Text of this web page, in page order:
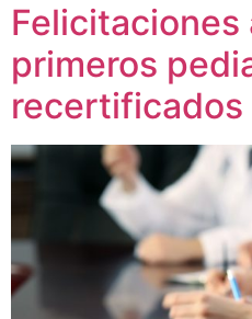
Felicitaciones
primeros
recertificados